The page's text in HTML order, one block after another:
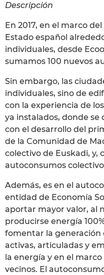
Descripción
En 2017, en el marco
Estado español
individuales, desde
sumamos 100 nuevos
Sin embargo, las
individuales, sino de
con la experiencia de
ya instalados, donde se
con el desarrollo del
de la Comunidad de
colectivo de Euskadi, y,
autoconsumos
Además, es en el
entidad de Economía
aportar mayor valor, al
producirse energía
fomentar la generación
activas, articuladas y
la energía y en el
vecinos. El